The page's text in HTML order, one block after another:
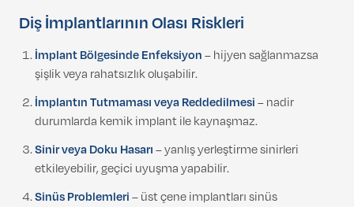
Diş İmplantlarının Olası Riskleri
İmplant Bölgesinde Enfeksiyon– hijyen sağlanmazsa
şişlik veya rahatsızlık oluşabilir.
İmplantın Tutmaması veya Reddedilmesi– nadir
durumlarda kemik implant ile kaynaşmaz.
Sinir veya Doku Hasarı– yanlış yerleştirme sinirleri
etkileyebilir, geçici uyuşma yapabilir.
Sinüs Problemleri– üst çene implantları sinüs